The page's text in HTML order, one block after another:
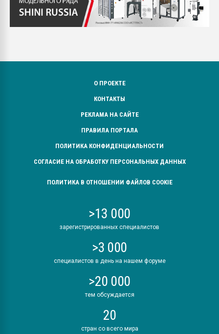
О ПРОЕКТЕ
КОНТАКТЫ
РЕКЛАМА НА САЙТЕ
ПРАВИЛА ПОРТАЛА
ПОЛИТИКА КОНФИДЕНЦИАЛЬНОСТИ
СОГЛАСИЕ НА ОБРАБОТКУ ПЕРСОНАЛЬНЫХ ДАННЫХ
ПОЛИТИКА В ОТНОШЕНИИ ФАЙЛОВ COOKIE
>13 000
зарегистрированных специалистов
>3 000
специалистов в день на нашем форуме
>20 000
тем обсуждается
20
стран со всего мира